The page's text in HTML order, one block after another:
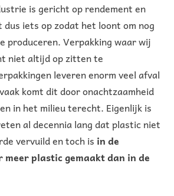
is gericht op rendement en
iets op zodat het loont om nog
produceren. Verpakking waar wij
niet altijd op zitten te
leveren enorm veel afval
komt dit door onachtzaamheid
in het milieu terecht. Eigenlijk is
al decennia lang dat plastic niet
vervuild en toch is in de
meer plastic gemaakt dan in de